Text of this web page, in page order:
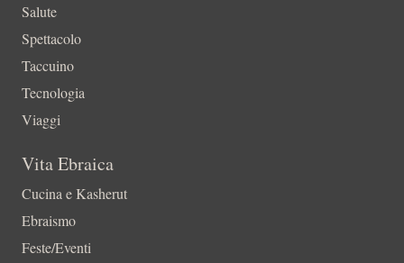
Salute
Spettacolo
Taccuino
Tecnologia
Viaggi
Vita Ebraica
Cucina e Kasherut
Ebraismo
Feste/Eventi